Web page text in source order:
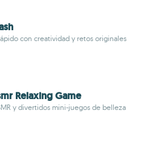
con creatividad y retos originales
Relaxing Game
y divertidos mini-juegos de belleza